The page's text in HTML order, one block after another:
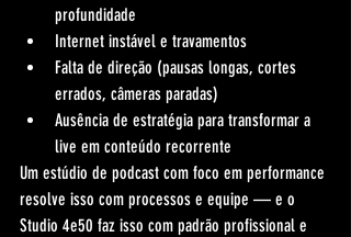
profundidade
Internet instável e travamentos
Falta de direção (pausas longas, cortes
errados, câmeras paradas)
Ausência de estratégia para transformar a
live em conteúdo recorrente
Um estúdio de podcast com foco em performance
resolve isso com processos e equipe — e o
Studio 4e50 faz isso com padrão profissional e